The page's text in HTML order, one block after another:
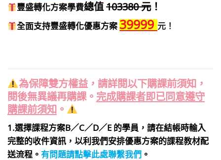
豐盛轉化方案學費總值103380 元！
全面支持豐盛轉化優惠方案39999元！
為保障雙方權益，請詳閱以下購課前須知，
閱後無異議再購課。 完成購課者即已同意遵守
購課前須知 。
1.選擇課程方案B／C／D／E 的學員，請在結帳時輸入
完整的收件資訊，以利我們安排優惠方案的課程教材配
送流程。 有問題請點擊此處聯繫我們 。